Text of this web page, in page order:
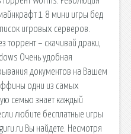
1 8 мини игры бед
игровых серверов.
торрент – скачивай драки,
Очень удобная
документов на Вашем
одни из самых
семью знает каждый
любите бесплатные игры
Вы найдете. Несмотря